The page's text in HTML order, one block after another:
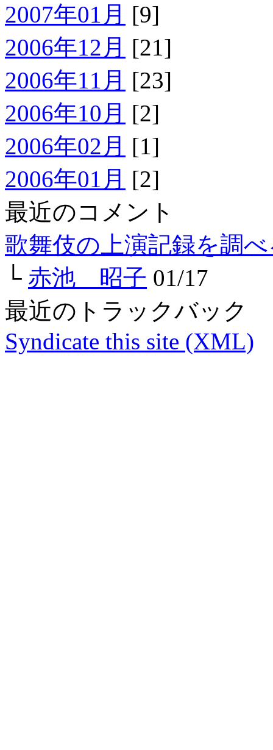
2007年01月 [9]
2006年12月 [21]
2006年11月 [23]
2006年10月 [2]
2006年02月 [1]
2006年01月 [2]
最近のコメント
歌舞伎の上演記録を調
└ 赤池 昭子 01/17
最近のトラックバック
Syndicate this site (XML)